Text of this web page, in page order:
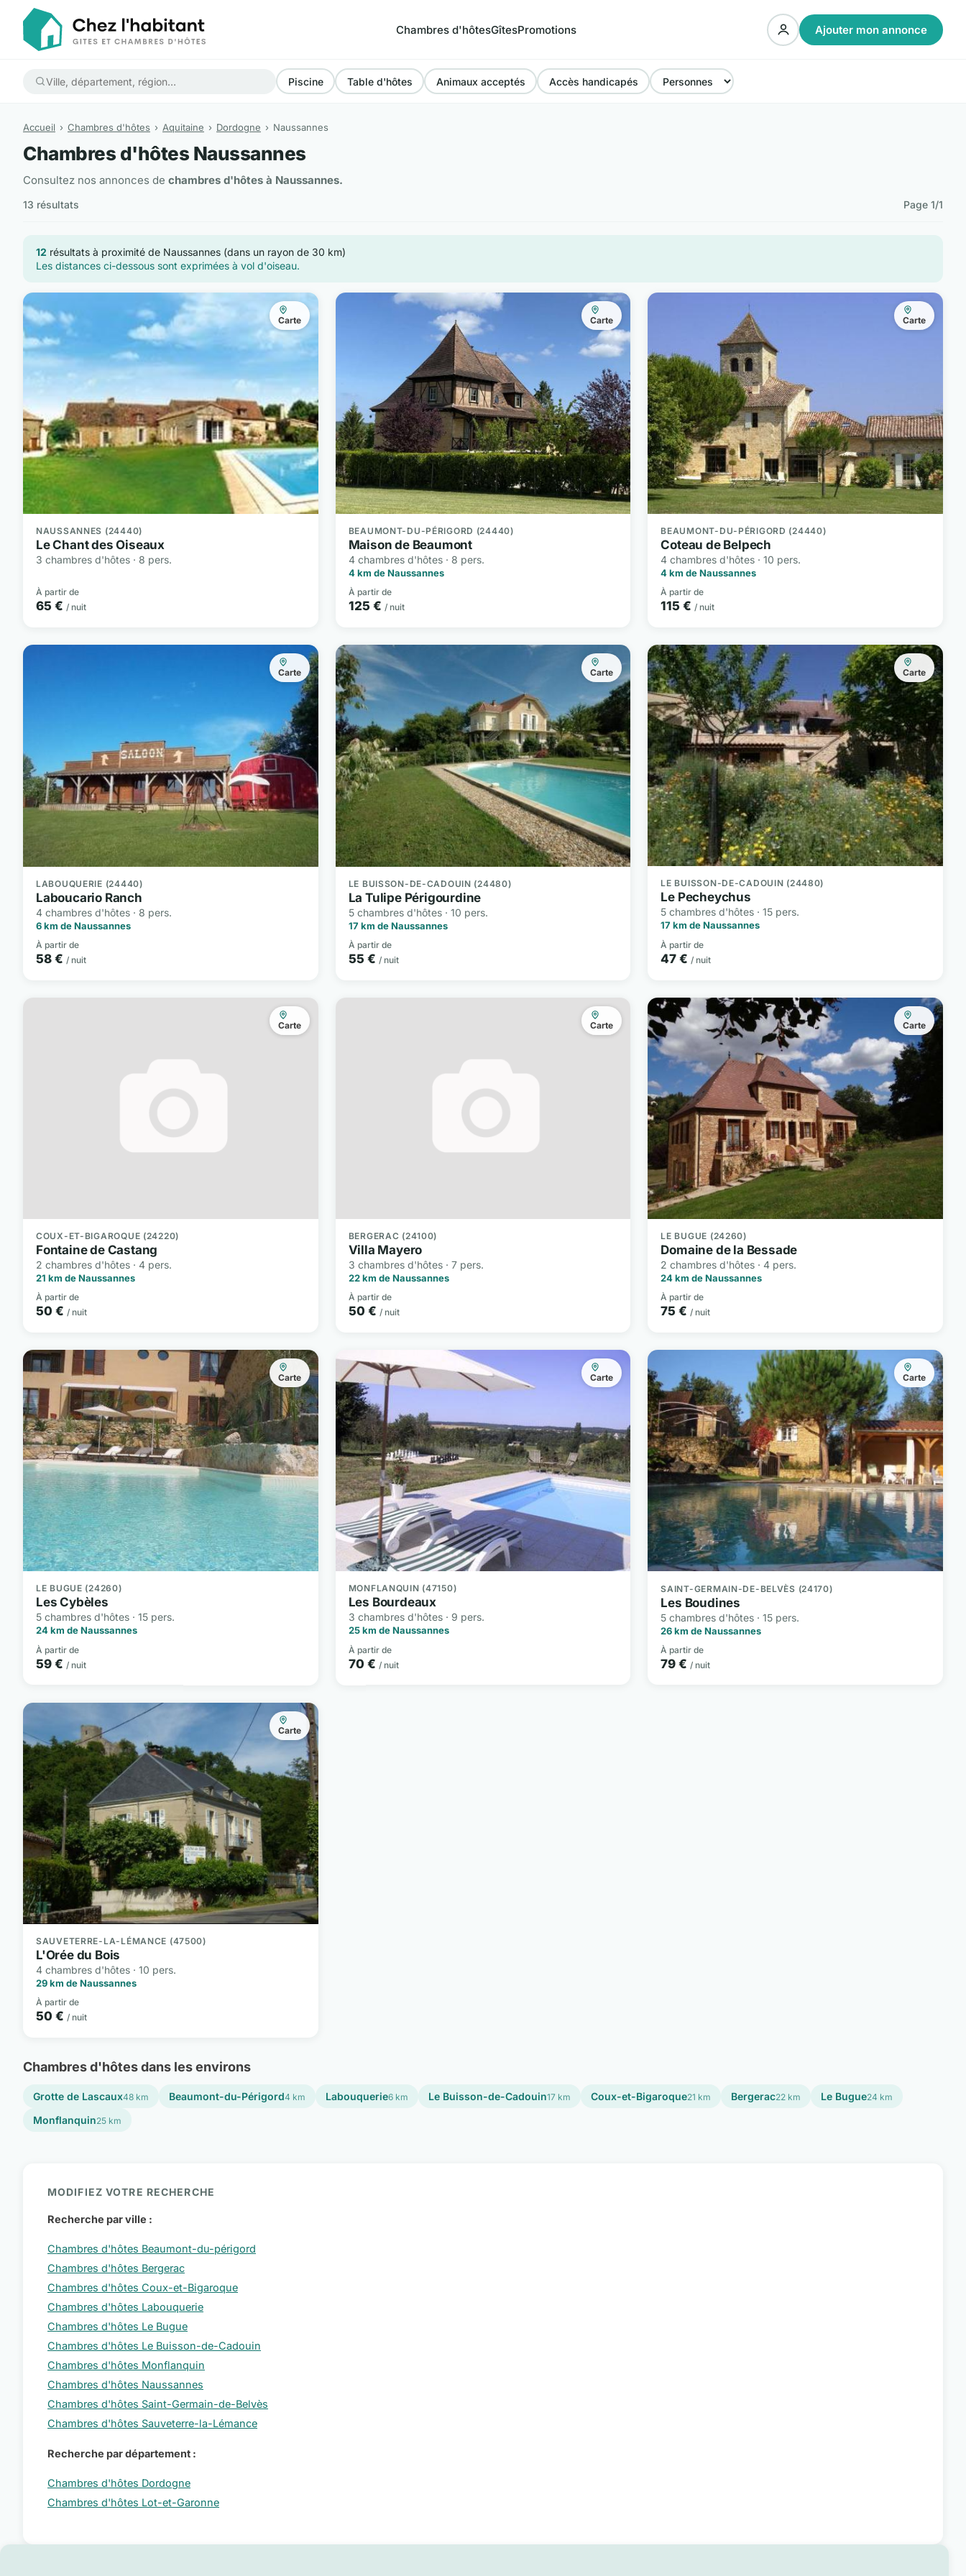
Chambres d'hôtesGîtesPromotions Ajouter mon annonce
Piscine Table d'hôtes Animaux acceptés Accès handicapés
Accueil Chambres d'hôtes Aquitaine Dordogne Naussannes
Chambres d'hôtes Naussannes
Consultez nos annonces de chambres d'hôtes à Naussannes.
13 résultats Page 1/1
12 résultats à proximité de Naussannes (dans un rayon de 30 km)
Les distances ci-dessous sont exprimées à vol d'oiseau.
Carte
NAUSSANNES (24440)
Le Chant des Oiseaux
3 chambres d'hôtes · 8 pers.
À partir de
65 € / nuit
Carte
BEAUMONT-DU-PÉRIGORD (24440)
Maison de Beaumont
4 chambres d'hôtes · 8 pers.
4 km de Naussannes
À partir de
125 € / nuit
Carte
BEAUMONT-DU-PÉRIGORD (24440)
Coteau de Belpech
4 chambres d'hôtes · 10 pers.
4 km de Naussannes
À partir de
115 €/ nuit
Carte
LABOUQUERIE (24440)
Laboucario Ranch
4 chambres d'hôtes · 8 pers.
6 km de Naussannes
À partir de
58 € / nuit
Carte
LE BUISSON-DE-CADOUIN (24480)
La Tulipe Périgourdine
5 chambres d'hôtes · 10 pers.
17 km de Naussannes
À partir de
55 € / nuit
Carte
LE BUISSON-DE-CADOUIN (24480)
Le Pecheychus
5 chambres d'hôtes · 15 pers.
17 km de Naussannes
À partir de
47 € / nuit
Carte
COUX-ET-BIGAROQUE (24220)
Fontaine de Castang
2 chambres d'hôtes · 4 pers.
21 km de Naussannes
À partir de
50 € / nuit
Carte
BERGERAC (24100)
Villa Mayero
3 chambres d'hôtes · 7 pers.
22 km de Naussannes
À partir de
50 € / nuit
Carte
LE BUGUE (24260)
Domaine de la Bessade
2 chambres d'hôtes · 4 pers.
24 km de Naussannes
À partir de
75 €/ nuit
Carte
LE BUGUE (24260)
Les Cybèles
5 chambres d'hôtes · 15 pers.
24 km de Naussannes
À partir de
59 € / nuit
Carte
MONFLANQUIN (47150)
Les Bourdeaux
3 chambres d'hôtes · 9 pers.
25 km de Naussannes
À partir de
70 € / nuit
Carte
SAINT-GERMAIN-DE-BELVÈS (24170)
Les Boudines
5 chambres d'hôtes · 15 pers.
26 km de Naussannes
À partir de
79 € / nuit
Carte
SAUVETERRE-LA-LÉMANCE (47500)
L'Orée du Bois
4 chambres d'hôtes · 10 pers.
29 km de Naussannes
À partir de
50 € / nuit
Chambres d'hôtes dans les environs
Grotte de Lascaux48 km Beaumont-du-Périgord4 km Labouquerie6 km Le Buisson-de-Cadouin17 km Coux-et-Bigaroque21 km Bergerac22 km Le Bugue24 km
Monflanquin25 km
MODIFIEZ VOTRE RECHERCHE
Recherche par ville :
Chambres d'hôtes Beaumont-du-périgord
Chambres d'hôtes Bergerac
Chambres d'hôtes Coux-et-Bigaroque
Chambres d'hôtes Labouquerie
Chambres d'hôtes Le Bugue
Chambres d'hôtes Le Buisson-de-Cadouin
Chambres d'hôtes Monflanquin
Chambres d'hôtes Naussannes
Chambres d'hôtes Saint-Germain-de-Belvès
Chambres d'hôtes Sauveterre-la-Lémance
Recherche par département :
Chambres d'hôtes Dordogne
Chambres d'hôtes Lot-et-Garonne